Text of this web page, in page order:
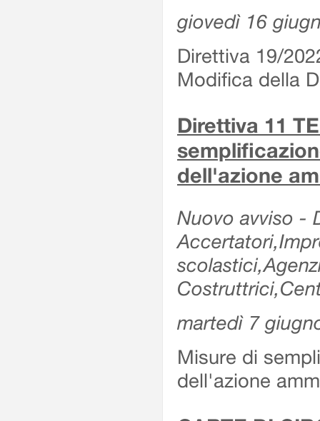
giovedì 16
Direttiva 19/
Modifica della
Direttiva 11
dell'azione
Nuovo avviso -
martedì 7
Misure di
dell'azione